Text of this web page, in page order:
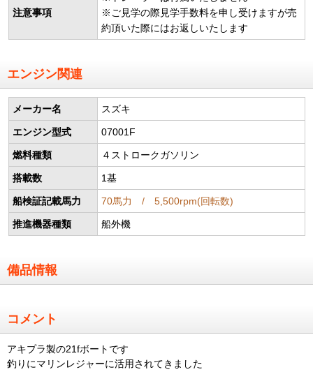
注意事項
※ご見学の際見学手数料を申し受けますが売
約頂いた際にはお返しいたします
エンジン関連
メーカー名 スズキ
エンジン型式 07001F
燃料種類 ４ストロークガソリン
搭載数 1基
船検証記載馬力 70馬力 / 5,500rpm(回転数)
推進機器種類 船外機
備品情報
コメント
アキプラ製の21fボートです
釣りにマリンレジャーに活用されてきました